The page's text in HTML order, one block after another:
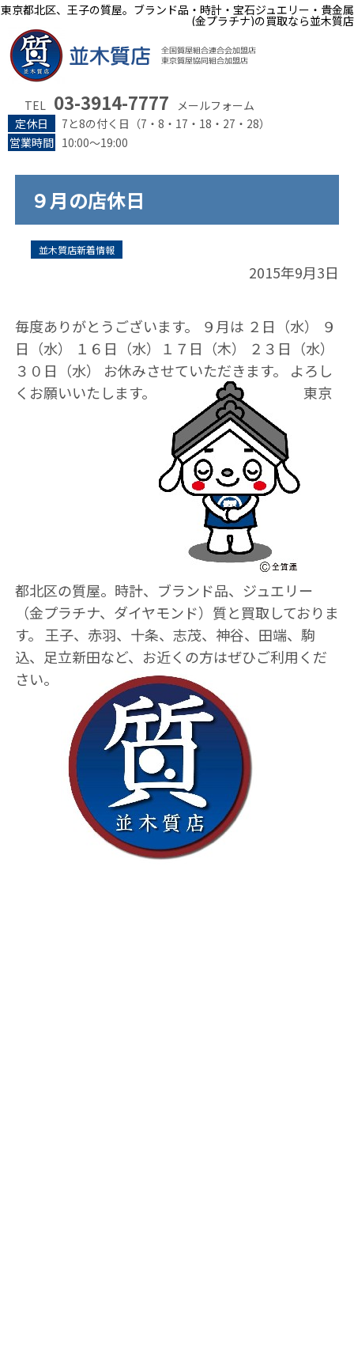
東京都北区、王子の質屋。ブランド品・時計・宝石ジュエリー・貴金属
(金プラチナ)の買取なら並木質店
TEL 03-3914-7777
メールフォーム
定休日
7と8の付く日（7・8・17・18・27・28）
営業時間 10:00～19:00
９月の店休日
並木質店新着情報
2015年9月3日
毎度ありがとうございます。 ９月は ２日（水） ９
日（水） １６日（水）１７日（木） ２３日（水）
３０日（水） お休みさせていただきます。 よろし
くお願いいたします。
東京
都北区の質屋。時計、ブランド品、ジュエリー
（金プラチナ、ダイヤモンド）質と買取しておりま
す。 王子、赤羽、十条、志茂、神谷、田端、駒
込、足立新田など、お近くの方はぜひご利用くだ
さい。